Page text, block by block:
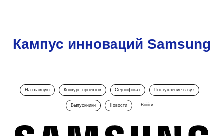
Кампус инноваций Samsung
На главную Конкурс проектов Сертификат Поступление в вуз
Выпускники Новости Войти